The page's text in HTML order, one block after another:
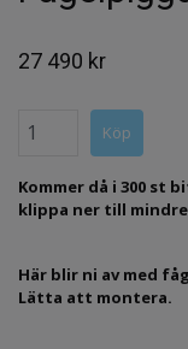
27 490 kr
Kommer då i 300 st
klippa ner till
Här blir ni av med
Lätta att montera.